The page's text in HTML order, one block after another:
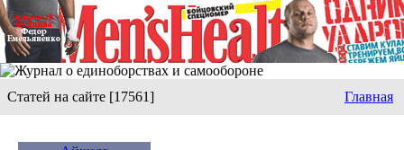
Статей на сайте [17561] Главная